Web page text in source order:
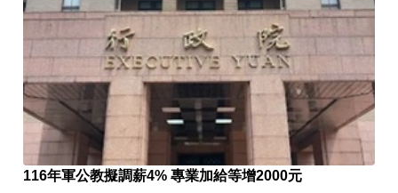
116年軍公教擬調薪4% 專業加給等增2000元